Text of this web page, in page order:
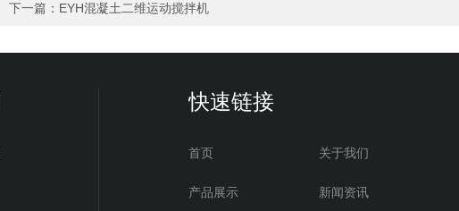
下一篇： EYH混凝土二维运动搅拌机
快速链接
首页 关于我们
产品展示 新闻资讯